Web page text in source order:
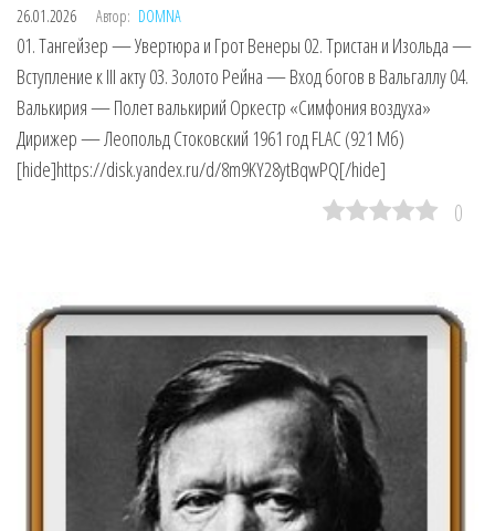
26.01.2026 Автор: DOMNA
01. Тангейзер — Увертюра и Грот Венеры 02. Тристан и Изольда —
Вступление к III акту 03. Золото Рейна — Вход богов в Вальгаллу 04.
Валькирия — Полет валькирий Оркестр «Симфония воздуха»
Дирижер — Леопольд Стоковский 1961 год FLAC (921 Мб)
[hide]https://disk.yandex.ru/d/8m9KY28ytBqwPQ[/hide]
0